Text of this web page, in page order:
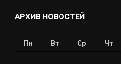
АРХИВ НОВОСТЕЙ
Пн Вт Ср Чт